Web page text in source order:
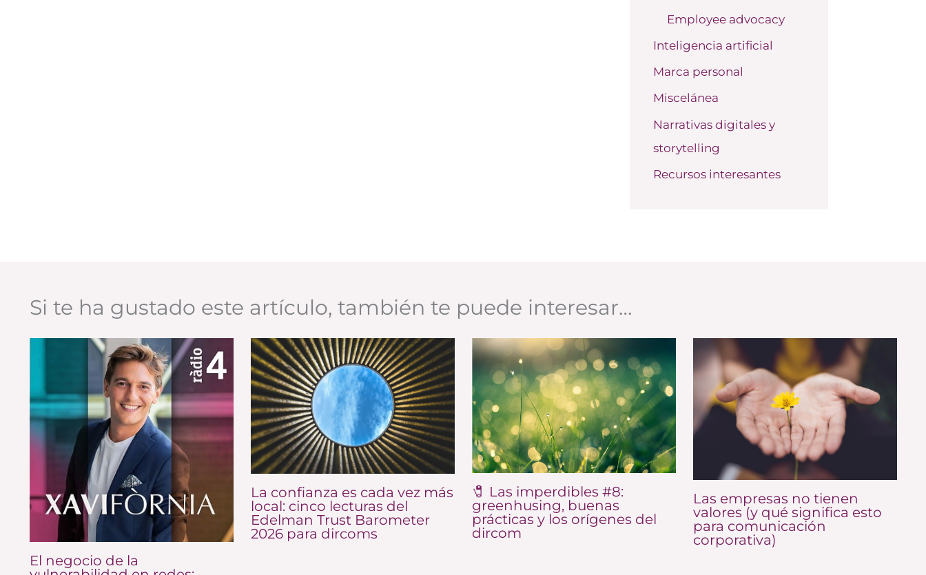
Employee advocacy
Inteligencia artificial
Marca personal
Miscelánea
Narrativas digitales y
storytelling
Recursos interesantes
Si te ha gustado este artículo, también te puede interesar…
El negocio de la
La confianza es cada vez más
local: cinco lecturas del
Edelman Trust Barometer
2026 para dircoms
🧷 Las imperdibles #8:
greenhusing, buenas
prácticas y los orígenes del
dircom
Las empresas no tienen
valores (y qué significa esto
para comunicación
corporativa)